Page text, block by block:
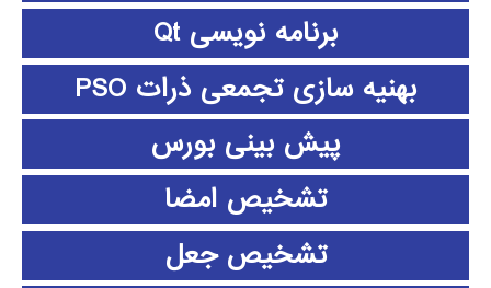
برنامه نویسی Qt
بهنیه سازی تجمعی ذرات PSO
پیش بینی بورس
تشخیص امضا
تشخیص جعل